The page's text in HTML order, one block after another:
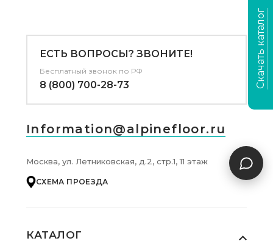
КАТАЛОГ
ЕСТЬ ВОПРОСЫ? ЗВОНИТЕ!
Бесплатный звонок по РФ
8 (800) 700-28-73
Information@alpinefloor.ru
Москва, ул. Летниковская, д.2, стр.1, 11 этаж
СХЕМА ПРОЕЗДА
Скачать каталог